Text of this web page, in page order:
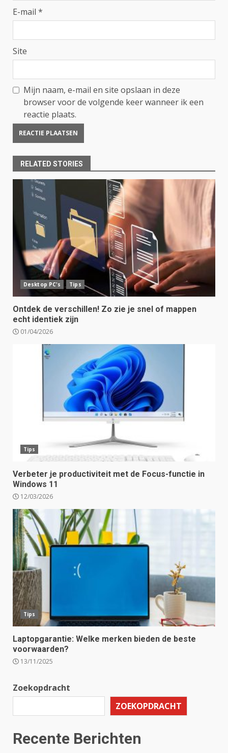
E-mail *
Site
Mijn naam, e-mail en site opslaan in deze
browser voor de volgende keer wanneer ik een
reactie plaats.
RELATED STORIES
Desktop PC's Tips
Ontdek de verschillen! Zo zie je snel of mappen
echt identiek zijn
01/04/2026
Tips
Verbeter je productiviteit met de Focus-functie in
Windows 11
12/03/2026
Tips
Laptopgarantie: Welke merken bieden de beste
voorwaarden?
13/11/2025
Zoekopdracht
ZOEKOPDRACHT
Recente Berichten